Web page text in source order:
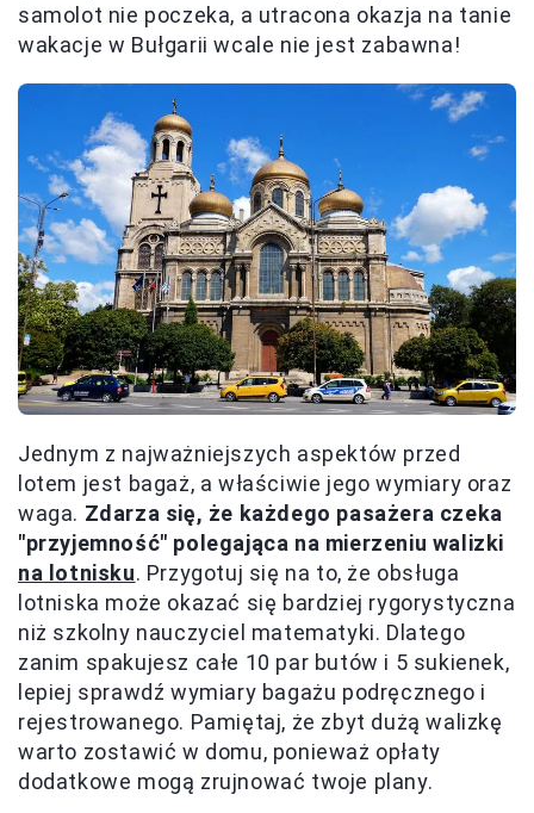
samolot nie poczeka, a utracona okazja na tanie
wakacje w Bułgarii wcale nie jest zabawna!
Jednym z najważniejszych aspektów przed
lotem jest bagaż, a właściwie jego wymiary oraz
waga. Zdarza się, że każdego pasażera czeka
"przyjemność" polegająca na mierzeniu walizki
na lotnisku. Przygotuj się na to, że obsługa
lotniska może okazać się bardziej rygorystyczna
niż szkolny nauczyciel matematyki. Dlatego
zanim spakujesz całe 10 par butów i 5 sukienek,
lepiej sprawdź wymiary bagażu podręcznego i
rejestrowanego. Pamiętaj, że zbyt dużą walizkę
warto zostawić w domu, ponieważ opłaty
dodatkowe mogą zrujnować twoje plany.